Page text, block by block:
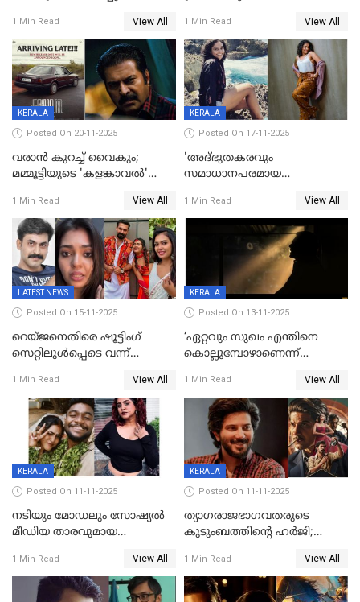
1 Min Read View All 1 Min Read View All
KERALA
Posted On 20-11-2025
വരാൻ കുറച്ച് വൈകും;
മമ്മൂട്ടിയുടെ 'കളങ്കാവൽ'
1 Min Read View All
KERALA
Posted On 17-11-2025
'അദ്‌ഭുതകരവും
സമാധാനപരമായ
വിവാഹമോചിതയായെന്ന് മീര
വാസുദേവൻ
1 Min Read View All
LATEST NEWS
Posted On 15-11-2025
റെയ്ജനെതിരെ ഷൂട്ടിംഗ്
സെറ്റിലുൾപ്പെടെ വന്ന്
ബിയര്‍ കുപ്പി തലയ്ക്ക് അടിച്ച്
പൊട്ടിക്കുമെന്ന്
ഭീഷണി;അശ്ലീല
മെസേജുകളും വെളിപ്പെടുത്തി
മൃദുല വിജയ്
1 Min Read View All
KERALA
Posted On 13-11-2025
‘ഏറ്റവും സുഖം എന്തിനെ
കൊല്ലുമ്പോഴാണെന്ന്
വില്ലത്തരത്തിന്റെ അങ്ങേയറ്റം;
മമ്മൂട്ടി മാജിക്ക്, കളങ്കാവല്‍
ട്രെയിലര്‍ പുറത്ത്
1 Min Read View All
KERALA
Posted On 11-11-2025
നടിയും മോഡലും സോഷ്യൽ
മീഡിയ താരവുമായ
ഇന്ന്‌ നല്ലൊരു ബിസി ഡേ
ആയിരുന്നുവെന്ന് നന്ദിത
ശങ്കര
1 Min Read View All
KERALA
Posted On 11-11-2025
ത്യാഗരാജഭാഗവതരുടെ
കുടുംബത്തിന്റെ ഹര്‍ജി;
ഹൈക്കോടതി നോട്ടീസ്‌
1 Min Read View All